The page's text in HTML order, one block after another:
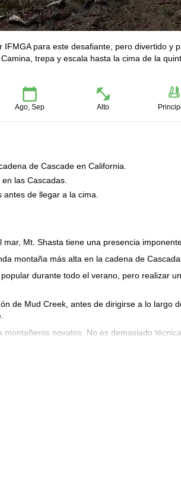
para este desafiante, pero divertido y
trepa y escala hasta la cima de la
Ago, Sep Alto
de Cascade en California.
las Cascadas.
de llegar a la cima.
Mt. Shasta tiene una presencia
montaña más alta en la cadena de
durante todo el verano, pero realizar
de Mud Creek, antes de dirigirse a lo largo
novatos. No es demasiado
de condición física.
del mediodía del segundo día,
de Cascade en el norte de California.
y recogeremos el campamento antes de
ahora para este divertido y pintoresco
creemos que también disfrutarás de